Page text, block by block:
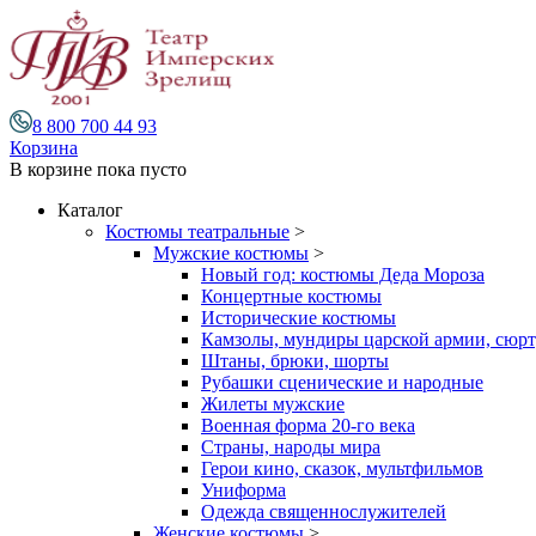
8 800 700 44 93
Корзина
В корзине пока пусто
Каталог
Костюмы театральные >
Мужские костюмы >
Новый год: костюмы Деда Мороза
Концертные костюмы
Исторические костюмы
Камзолы, мундиры царской армии,
Штаны, брюки, шорты
Рубашки сценические и народные
Жилеты мужские
Военная форма 20-го века
Страны, народы мира
Герои кино, сказок, мультфильмов
Униформа
Одежда священнослужителей